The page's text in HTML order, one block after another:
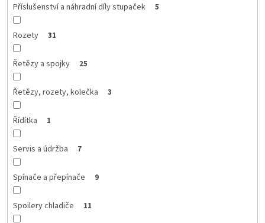
Příslušenství a náhradní díly stupaček 5
Rozety 31
Řetězy a spojky 25
Řetězy, rozety, kolečka 3
Řídítka 1
Servis a údržba 7
Spínače a přepínače 9
Spoilery chladiče 11